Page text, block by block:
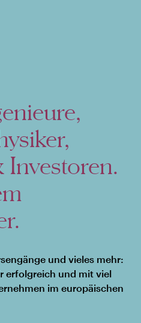
und vieles mehr:
erfolgreich und mit viel
im europäischen